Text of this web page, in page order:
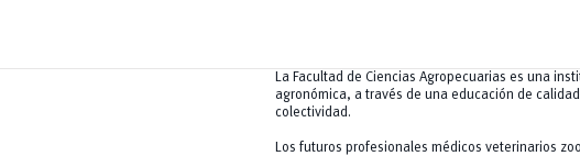
La Facultad de Ciencias Agropecuarias es una
agronómica, a través de una educación de
colectividad.
Los futuros profesionales médicos veterinarios